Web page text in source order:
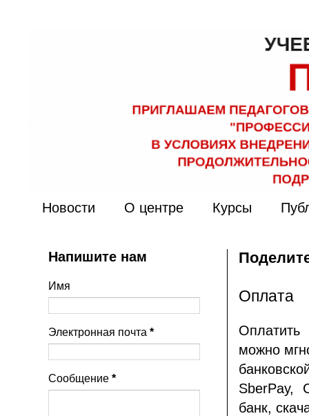
Новости О центре Курсы
Оплата
можно
SberPay,
банк,
Напишите нам
Имя
Электронная почта *
Сообщение *